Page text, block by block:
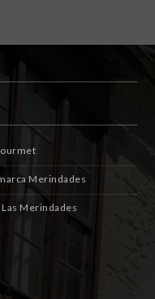
Merindades
Merindades